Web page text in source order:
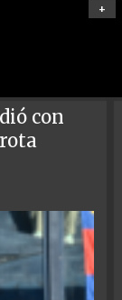
+
con